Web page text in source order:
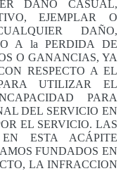
DAÑO CASUAL,
EJEMPLAR O
DAÑO,
A la PERDIDA DE
O GANANCIAS, YA
RESPECTO A EL
UTILIZAR EL
PARA
DEL SERVICIO EN
EL SERVICIO. LAS
EN ESTA ACÁPITE
FUNDADOS EN
LA INFRACCION